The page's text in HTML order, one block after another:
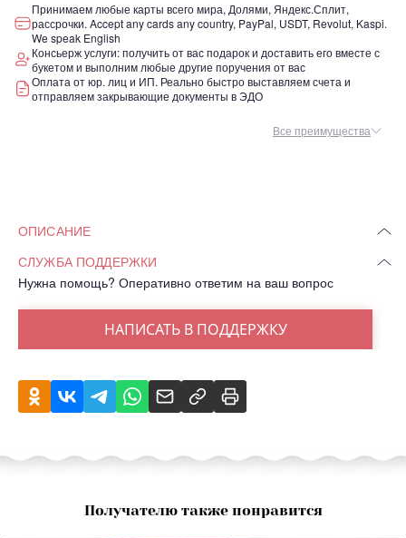
Принимаем любые карты всего мира, Долями, Яндекс.Сплит,
рассрочки. Accept any cards any country, PayPal, USDT, Revolut, Kaspi.
We speak English
Консьерж услуги: получить от вас подарок и доставить его вместе с
букетом и выполним любые другие поручения от вас
Оплата от юр. лиц и ИП. Реально быстро выставляем счета и
отправляем закрывающие документы в ЭДО
Все преимущества
ОПИСАНИЕ
СЛУЖБА ПОДДЕРЖКИ
Нужна помощь? Оперативно ответим на ваш вопрос
НАПИСАТЬ В ПОДДЕРЖКУ
Получателю также понравится